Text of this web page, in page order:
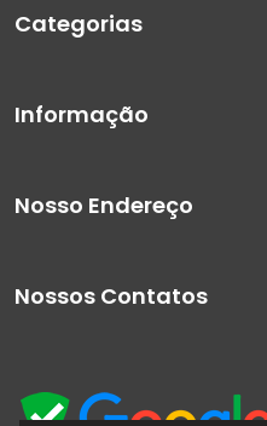
Categorias
Informação
Nosso Endereço
Nossos Contatos